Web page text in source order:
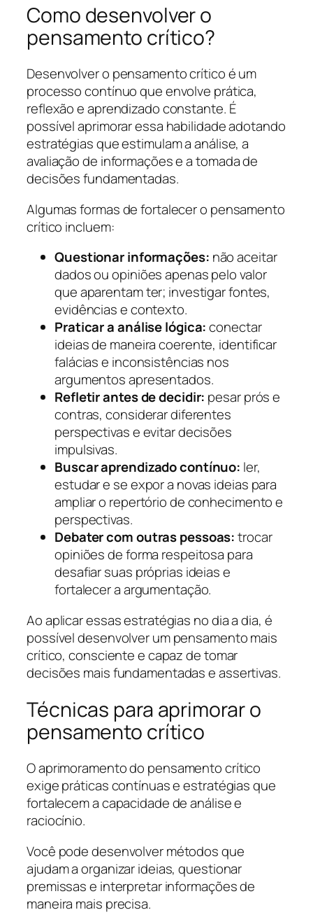
Como desenvolver o
pensamento crítico?
Desenvolver o pensamento crítico é um
processo contínuo que envolve prática,
reflexão e aprendizado constante. É
possível aprimorar essa habilidade adotando
estratégias que estimulam a análise, a
avaliação de informações e a tomada de
decisões fundamentadas.
Algumas formas de fortalecer o pensamento
crítico incluem:
Questionar informações: não aceitar
dados ou opiniões apenas pelo valor
que aparentam ter; investigar fontes,
evidências e contexto.
Praticar a análise lógica:conectar
ideias de maneira coerente, identificar
falácias e inconsistências nos
argumentos apresentados.
Refletir antes de decidir: pesar prós e
contras, considerar diferentes
perspectivas e evitar decisões
impulsivas.
Buscar aprendizado contínuo: ler,
estudar e se expor a novas ideias para
ampliar o repertório de conhecimento e
perspectivas.
Debater com outras pessoas:trocar
opiniões de forma respeitosa para
desafiar suas próprias ideias e
fortalecer a argumentação.
Ao aplicar essas estratégias no dia a dia, é
possível desenvolver um pensamento mais
crítico, consciente e capaz de tomar
decisões mais fundamentadas e assertivas.
Técnicas para aprimorar o
pensamento crítico
O aprimoramento do pensamento crítico
exige práticas contínuas e estratégias que
fortalecem a capacidade de análise e
raciocínio.
Você pode desenvolver métodos que
ajudam a organizar ideias, questionar
premissas e interpretar informações de
maneira mais precisa.